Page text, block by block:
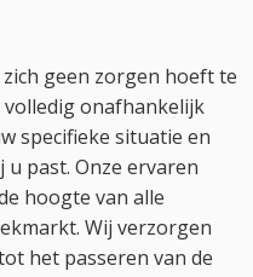
geen zorgen hoeft te
volledig onafhankelijk
specifieke situatie en
past. Onze ervaren
hoogte van alle
Wij verzorgen
het passeren van de